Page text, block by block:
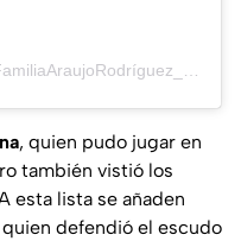
, quien pudo jugar en
también vistió los
esta lista se añaden
defendió el escudo